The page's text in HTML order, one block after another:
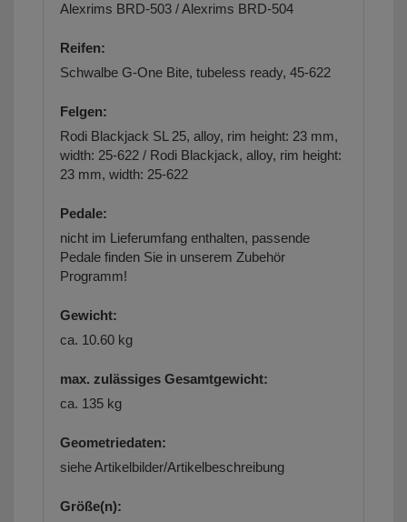
Alexrims BRD-503 / Alexrims BRD-504
Reifen:
Schwalbe G-One Bite, tubeless ready, 45-622
Felgen:
Rodi Blackjack SL 25, alloy, rim height: 23 mm,
width: 25-622 / Rodi Blackjack, alloy, rim height:
23 mm, width: 25-622
Pedale:
nicht im Lieferumfang enthalten, passende
Pedale finden Sie in unserem Zubehör
Programm!
Gewicht:
ca. 10.60 kg
max. zulässiges Gesamtgewicht:
ca. 135 kg
Geometriedaten:
siehe Artikelbilder/Artikelbeschreibung
Größe(n):